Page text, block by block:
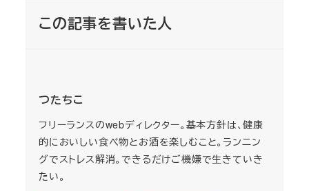
この記事を書いた人
つたちこ
フリーランスのwebディレクター。基本方針は、健康
的においしい食べ物とお酒を楽しむこと。ランニン
グでストレス解消。できるだけご機嫌で生きていき
たい。